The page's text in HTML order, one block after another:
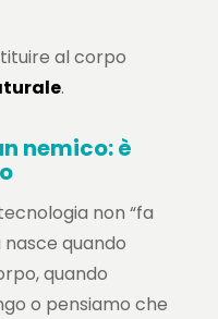
al corpo
.
nemico: è
non “fa
quando
quando
o pensiamo che